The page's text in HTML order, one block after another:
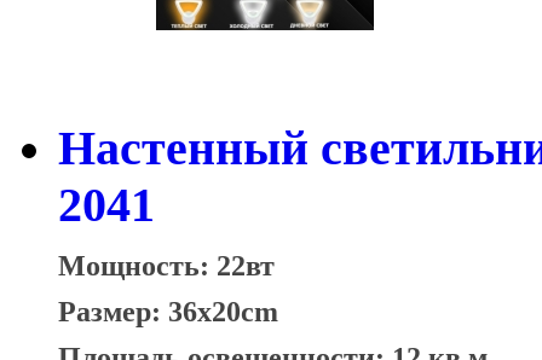
Настенный
2041
Мощность: 22вт
Размер: 36x20cm